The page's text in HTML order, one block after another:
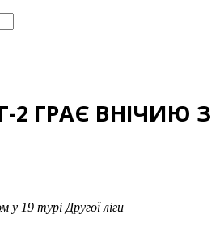
2 ГРАЄ ВНІЧИЮ З
у 19 турі Другої ліги